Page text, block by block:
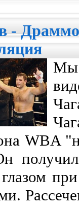
-
WBA
получил